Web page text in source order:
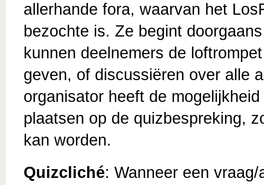
allerhande fora, waarvan het
bezochte is. Ze begint
kunnen deelnemers de
geven, of discussiëren over alle
organisator heeft de
plaatsen op de quizbespreking,
kan worden.
Quizcliché: Wanneer een